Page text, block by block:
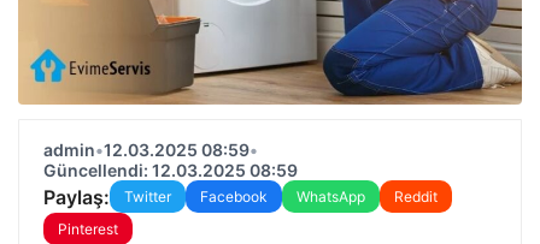
admin•12.03.2025 08:59•
Güncellendi: 12.03.2025 08:59
Paylaş: Twitter Facebook WhatsApp
Reddit
Pinterest